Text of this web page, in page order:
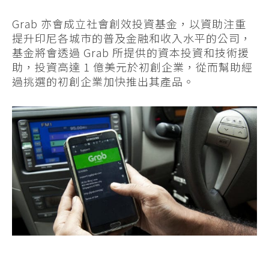
Grab 亦會成立社會創效投資基金，以資助注重
提升印尼各城市的普及金融和收入水平的公司，
基金將會透過 Grab 所提供的資本投資和技術援
助，投資高達 1 億美元於初創企業，從而幫助經
過挑選的初創企業加快推出其產品。